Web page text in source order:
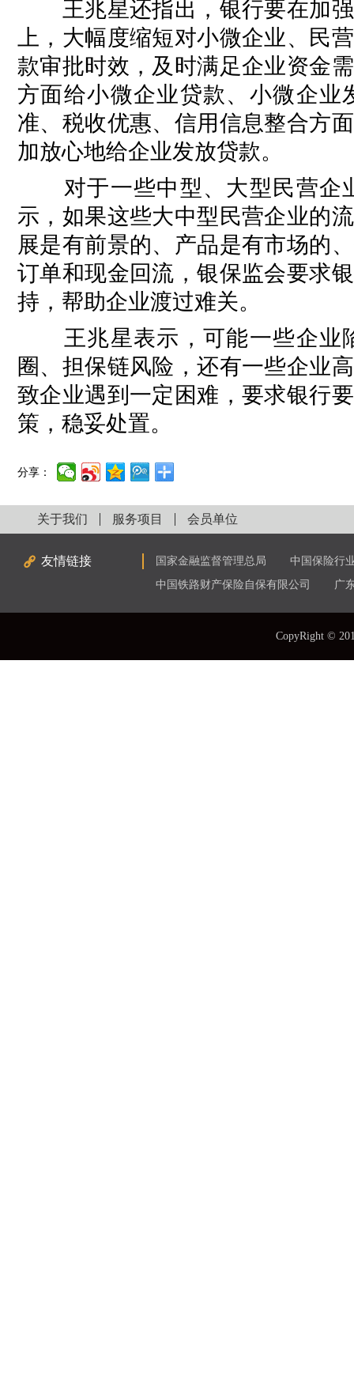
王兆星还指出，银行要在加强
上，大幅度缩短对小微企业、民
款审批时效，及时满足企业资金
方面给小微企业贷款、小微企
准、税收优惠、信用信息整合方
加放心地给企业发放贷款。
对于一些中型、大型民营企
示，如果这些大中型民营企业的
展是有前景的、产品是有市场的
订单和现金回流，银保监会要求
持，帮助企业渡过难关。
王兆星表示，可能一些企业
圈、担保链风险，还有一些企业
致企业遇到一定困难，要求银行
策，稳妥处置。
分享：
关于我们 服务项目 会员单位
友情链接 国家金融监督管理总局
中国保险行
中国铁路财产保险自保有限公司
广
CopyRight ©